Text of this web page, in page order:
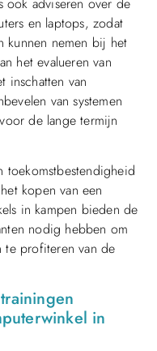
en laptops, zodat
kunnen nemen bij het
het evalueren van
inschatten van
van systemen
de lange termijn
toekomstbestendigheid
kopen van een
in kampen bieden de
nodig hebben om
te profiteren van de
in